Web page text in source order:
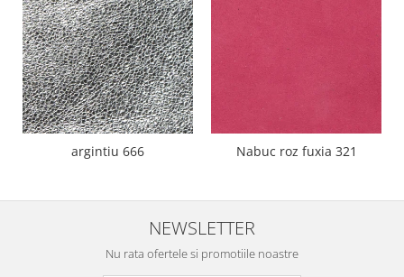
argintiu 666 Nabuc roz fuxia 321
NEWSLETTER
Nu rata ofertele si promotiile noastre